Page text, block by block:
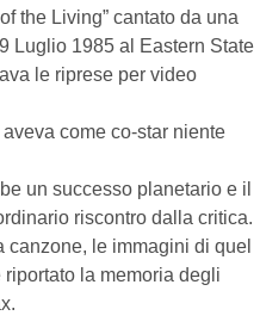
the Living” cantato da una
Luglio 1985 al Eastern State
le riprese per video
come co-star niente
un successo planetario e il
riscontro dalla critica.
canzone, le immagini di quel
la memoria degli